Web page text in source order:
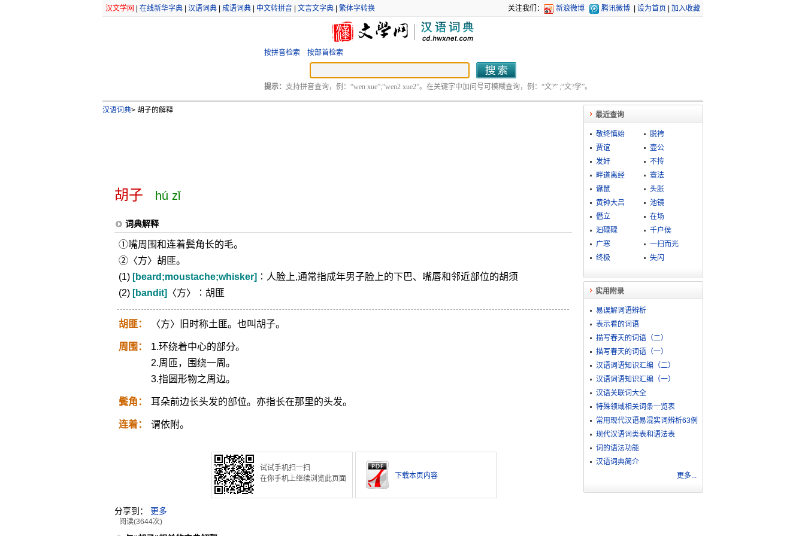
汉文学网 在线新华字典| 汉语词典| 成语词典| 中文转拼音| 文言文字典| 繁体字转换 关注我们： 新浪微博 腾讯微博 设为首页 加入收藏
按拼音检索 按部首检索
提示： 支持拼音查询，例：“wen xue”;“wen2 xue2”。在关键字中加问号可模糊查询，例：“文?” ;“文?学”。
汉语词典>胡子的解释
胡子 hú zǐ
词典解释
①嘴周围和连着鬓角长的毛。
②〈方〉胡匪。
(1) [beard;moustache;whisker] ∶人脸上,通常指成年男子脸上的下巴、嘴唇和邻近部位的胡须
(2) [bandit] 〈方〉∶胡匪
胡匪： 〈方〉旧时称土匪。也叫胡子。
周围：
1.环绕着中心的部分。
2.周匝，围绕一周。
3.指圆形物之周边。
鬓角： 耳朵前边长头发的部位。亦指长在那里的头发。
连着： 谓依附。
试试手机扫一扫
在你手机上继续浏览此页面
下载本页内容
分享到： 更多
阅读(3644次)
最近查询
敬终慎始
脱袴
贾谊
壶公
发奸
不抟
畔道离经
寰法
谳鼠
头胀
黄钟大吕
池镜
僭立
在场
汩碌碌
千户侯
广寒
一扫而光
终极
失闪
实用附录
易误解词语辨析
表示看的词语
描写春天的词语（二）
描写春天的词语（一）
汉语词语知识汇编（二）
汉语词语知识汇编（一）
汉语关联词大全
特殊领域相关词条一览表
常用现代汉语易混实词辨析63例
现代汉语词类表和语法表
词的语法功能
汉语词典简介
更多...